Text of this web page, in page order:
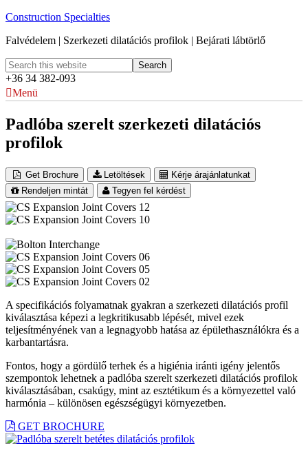
Construction Specialties
Falvédelem | Szerkezeti dilatációs profilok | Bejárati lábtörlő
+36 34 382-093
Menü
Padlóba szerelt szerkezeti dilatációs
profilok
Get Brochure Letöltések
Kérje árajánlatunkat
Rendeljen mintát
Tegyen fel kérdést
A specifikációs folyamatnak gyakran a szerkezeti dilatációs profil
kiválasztása képezi a legkritikusabb lépését, mivel ezek
teljesítményének van a legnagyobb hatása az épülethasználókra és a
karbantartásra.
Fontos, hogy a gördülő terhek és a higiénia iránti igény jelentős
szempontok lehetnek a padlóba szerelt szerkezeti dilatációs profilok
kiválasztásában, csakúgy, mint az esztétikum és a környezettel való
harmónia – különösen egészségügyi környezetben.
GET BROCHURE